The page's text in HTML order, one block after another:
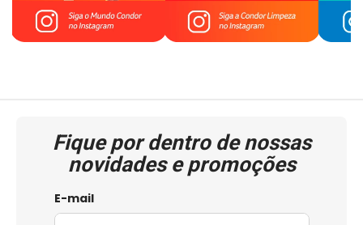
Fique por dentro de nossas
novidades e promoções
E-mail